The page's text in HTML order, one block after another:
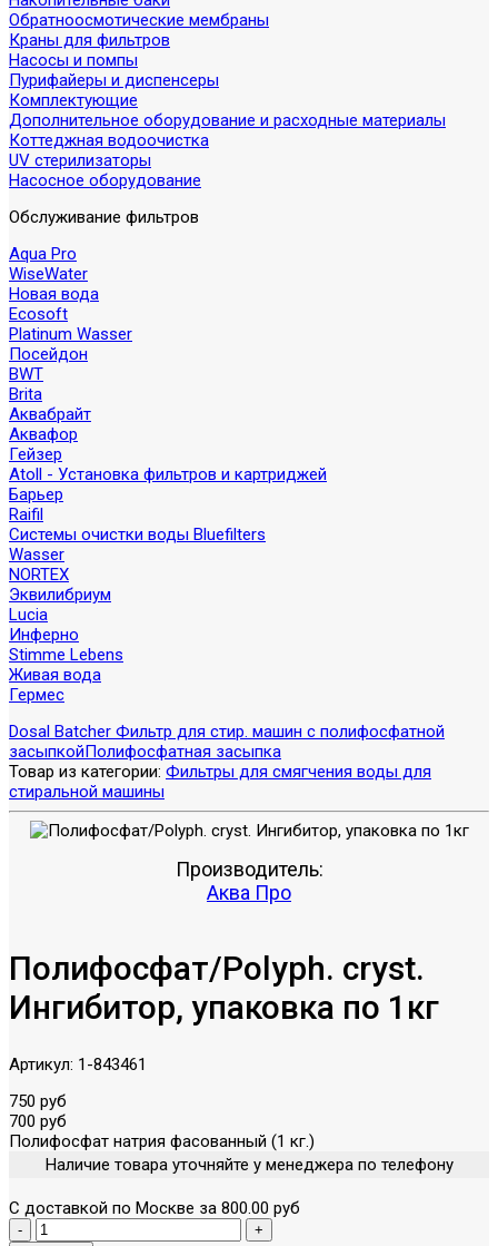
Обратноосмотические мембраны
Краны для фильтров
Насосы и помпы
Пурифайеры и диспенсеры
Комплектующие
Дополнительное оборудование и расходные материалы
Коттеджная водоочистка
UV стерилизаторы
Насосное оборудование
Обслуживание фильтров
Aqua Pro
WiseWater
Новая вода
Ecosoft
Platinum Wasser
Посейдон
BWT
Brita
Аквабрайт
Аквафор
Гейзер
Atoll - Установка фильтров и картриджей
Барьер
Raifil
Системы очистки воды Bluefilters
Wasser
NORTEX
Эквилибриум
Lucia
Инферно
Stimme Lebens
Живая вода
Гермес
Dosal Batcher Фильтр для стир. машин с полифосфатной
засыпкойПолифосфатная засыпка
Товар из категории: Фильтры для смягчения воды для
стиральной машины
Производитель:
Аква Про
Полифосфат/Polyph. cryst.
Ингибитор, упаковка по 1кг
Артикул: 1-843461
750 руб
700 руб
Полифосфат натрия фасованный (1 кг.)
Наличие товара уточняйте у менеджера по телефону
С доставкой по Москве за 800.00 руб